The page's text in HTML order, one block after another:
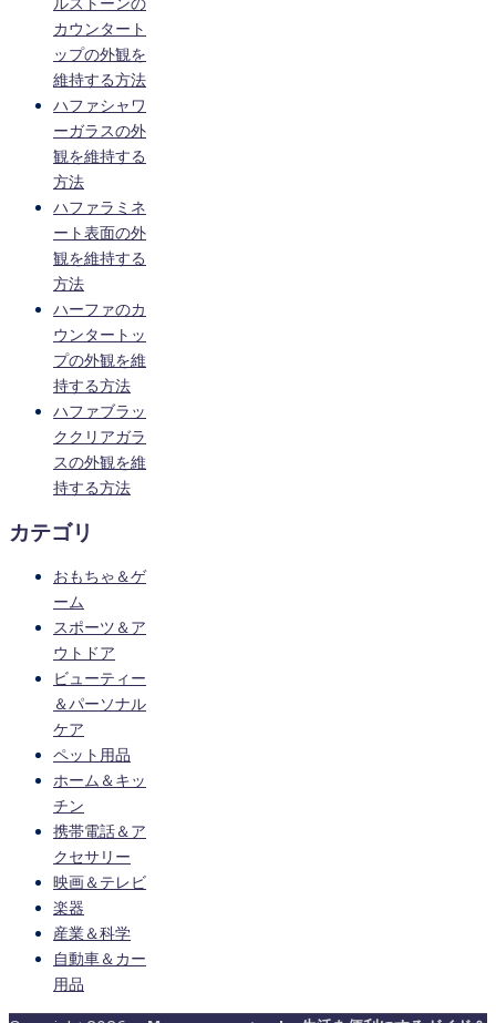
カウンタート
ップの外観を
維持する方法
ハファシャワ
ーガラスの外
観を維持する
方法
ハファラミネ
ート表面の外
観を維持する
方法
ハーファのカ
ウンタートッ
プの外観を維
持する方法
ハファブラッ
ククリアガラ
スの外観を維
持する方法
カテゴリ
おもちゃ＆ゲ
ーム
スポーツ＆ア
ウトドア
ビューティー
＆パーソナル
ケア
ペット用品
ホーム＆キッ
チン
携帯電話＆ア
クセサリー
映画＆テレビ
楽器
産業＆科学
自動車＆カー
用品